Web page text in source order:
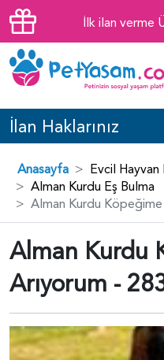
İlk ilan verme
İlan Haklarınız
Anasayfa Evcil Hayvan
Alman Kurdu Eş Bulma
Alman Kurdu
Alman Kurdu
Arıyorum -